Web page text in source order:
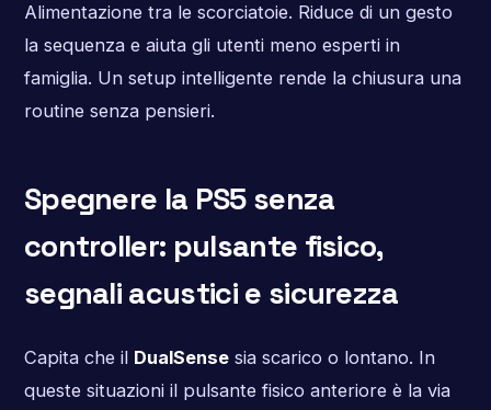
Alimentazione tra le scorciatoie. Riduce di un gesto
la sequenza e aiuta gli utenti meno esperti in
famiglia. Un setup intelligente rende la chiusura una
routine senza pensieri.
Spegnere la PS5 senza
controller: pulsante fisico,
segnali acustici e sicurezza
Capita che il DualSensesia scarico o lontano. In
queste situazioni il pulsante fisico anteriore è la via